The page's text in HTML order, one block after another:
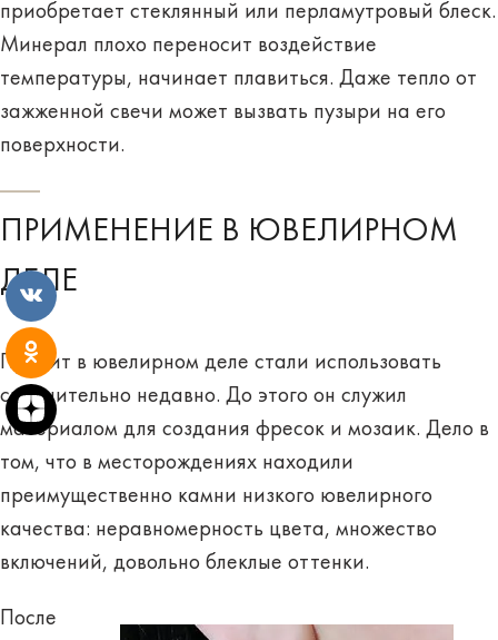
приобретает стеклянный или перламутровый блеск.
Минерал плохо переносит воздействие
температуры, начинает плавиться. Даже тепло от
зажженной свечи может вызвать пузыри на его
поверхности.
ПРИМЕНЕНИЕ В ЮВЕЛИРНОМ
ДЕЛЕ
Пренит в ювелирном деле стали использовать
сравнительно недавно. До этого он служил
материалом для создания фресок и мозаик. Дело в
том, что в месторождениях находили
преимущественно камни низкого ювелирного
качества: неравномерность цвета, множество
включений, довольно блеклые оттенки.
После